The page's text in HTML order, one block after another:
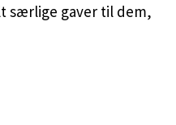
særlige gaver til dem,